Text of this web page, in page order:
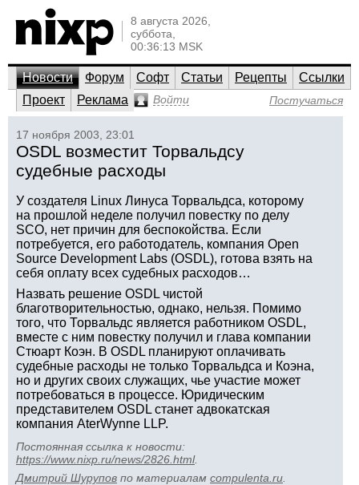
8 августа 2026,
суббота,
00:36:13 MSK
Новости Форум Софт Статьи Рецепты
Ссылки
Проект
Реклама Войти Постучаться
17 ноября 2003, 23:01
OSDL возместит Торвальдсу
судебные расходы
У создателя Linux Линуса Торвальдса, которому
на прошлой неделе получил повестку по делу
SCO, нет причин для беспокойства. Если
потребуется, его работодатель, компания Open
Source Development Labs (OSDL), готова взять на
себя оплату всех судебных расходов…
Назвать решение OSDL чистой
благотворительностью, однако, нельзя. Помимо
того, что Торвальдс является работником OSDL,
вместе с ним повестку получил и глава компании
Стюарт Коэн. В OSDL планируют оплачивать
судебные расходы не только Торвальдса и Коэна,
но и других своих служащих, чье участие может
потребоваться в процессе. Юридическим
представителем OSDL станет адвокатская
компания AterWynne LLP.
Постоянная ссылка к новости:
https://www.nixp.ru/news/2826.html.
Дмитрий Шурупов по материалам compulenta.ru